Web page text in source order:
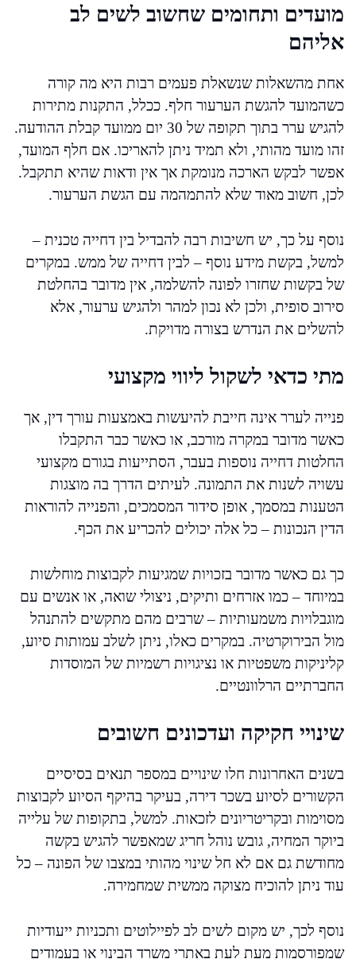
מועדים ותחומים שחשוב לשים לב
אליהם
אחת מהשאלות שנשאלת פעמים רבות היא מה קורה
כשהמועד להגשת הערעור חלף. ככלל, התקנות מתירות
להגיש ערר בתוך תקופה של 30 יום ממועד קבלת ההודעה.
זהו מועד מהותי, ולא תמיד ניתן להאריכו. אם חלף המועד,
אפשר לבקש הארכה מנומקת אך אין ודאות שהיא תתקבל.
לכן, חשוב מאוד שלא להתמהמה עם הגשת הערעור.
נוסף על כך, יש חשיבות רבה להבדיל בין דחייה טכנית –
למשל, בקשת מידע נוסף – לבין דחייה של ממש. במקרים
של בקשות שחזרו לפונה להשלמה, אין מדובר בהחלטת
סירוב סופית, ולכן לא נכון למהר ולהגיש ערעור, אלא
להשלים את הנדרש בצורה מדויקת.
מתי כדאי לשקול ליווי מקצועי
פנייה לערר אינה חייבת להיעשות באמצעות עורך דין, אך
כאשר מדובר במקרה מורכב, או כאשר כבר התקבלו
החלטות דחייה נוספות בעבר, הסתייעות בגורם מקצועי
עשויה לשנות את התמונה. לעיתים הדרך בה מוצגות
הטענות במסמך, אופן סידור המסמכים, והפנייה להוראות
הדין הנכונות – כל אלה יכולים להכריע את הכף.
כך גם כאשר מדובר בזכויות שמגיעות לקבוצות מוחלשות
במיוחד – כמו אזרחים ותיקים, ניצולי שואה, או אנשים עם
מוגבלויות משמעותיות – שרבים מהם מתקשים להתנהל
מול הבירוקרטיה. במקרים כאלו, ניתן לשלב עמותות סיוע,
קליניקות משפטיות או נציגויות רשמיות של המוסדות
החברתיים הרלוונטיים.
שינויי חקיקה ועדכונים חשובים
בשנים האחרונות חלו שינויים במספר תנאים בסיסיים
הקשורים לסיוע בשכר דירה, בעיקר בהיקף הסיוע לקבוצות
מסוימות ובקריטריונים לזכאות. למשל, בתקופות של עלייה
ביוקר המחיה, גובש נוהל חריג שמאפשר להגיש בקשה
מחודשת גם אם לא חל שינוי מהותי במצבו של הפונה – כל
עוד ניתן להוכיח מצוקה ממשית שמחמירה.
נוסף לכך, יש מקום לשים לב לפיילוטים ותכניות ייעודיות
שמפורסמות מעת לעת באתרי משרד הבינוי או בעמודים